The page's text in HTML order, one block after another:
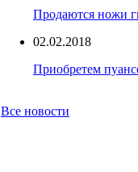
Продаются ножи
02.02.2018
Приобретем
Все новости